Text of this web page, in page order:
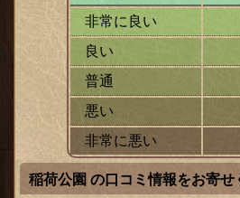
非常に良い
良い
普通
悪い
非常に悪い
稲荷公園 の口コミ情報をお寄せ